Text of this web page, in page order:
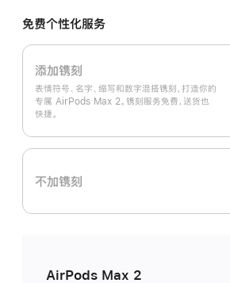
免费个性化服务
添加镌刻
表情符号、名字、缩写和数字混搭镌刻，打造你的
专属 AirPods Max 2。镌刻服务免费，送货也
快捷。
不加镌刻
AirPods Max 2